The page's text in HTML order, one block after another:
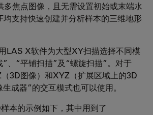
多焦点图像，且无需设置初始或末端水
均支持快速创建并分析样本的三维地形
LAS X软件为大型XY扫描选择不同模
、“平铺扫描”及“螺旋扫描”。对于
3D图像）和XYZ（扩展区域上的3D
成器”的交互模式也可以使用。
本的示例如下，其中用到了